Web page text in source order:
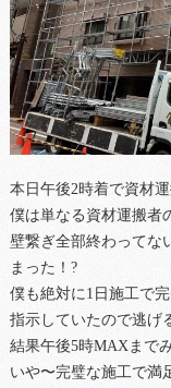
本日午後2時着で資材
僕は単なる資材運搬者
壁繋ぎ全部終わってな
まった！?
僕も絶対に1日施工で
指示していたので逃げ
結果午後5時MAXまで
いや〜完璧な施工で満